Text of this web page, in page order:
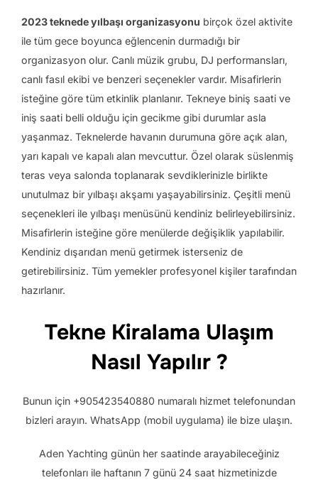
2023 teknede yılbaşı organizasyonu birçok özel aktivite
ile tüm gece boyunca eğlencenin durmadığı bir
organizasyon olur. Canlı müzik grubu, DJ performansları,
canlı fasıl ekibi ve benzeri seçenekler vardır. Misafirlerin
isteğine göre tüm etkinlik planlanır. Tekneye biniş saati ve
iniş saati belli olduğu için gecikme gibi durumlar asla
yaşanmaz. Teknelerde havanın durumuna göre açık alan,
yarı kapalı ve kapalı alan mevcuttur. Özel olarak süslenmiş
teras veya salonda toplanarak sevdiklerinizle birlikte
unutulmaz bir yılbaşı akşamı yaşayabilirsiniz. Çeşitli menü
seçenekleri ile yılbaşı menüsünü kendiniz belirleyebilirsiniz.
Misafirlerin isteğine göre menülerde değişiklik yapılabilir.
Kendiniz dışarıdan menü getirmek isterseniz de
getirebilirsiniz. Tüm yemekler profesyonel kişiler tarafından
hazırlanır.
Tekne Kiralama Ulaşım
Nasıl Yapılır ?
Bunun için +905423540880 numaralı hizmet telefonundan
bizleri arayın. WhatsApp (mobil uygulama) ile bize ulaşın.
Aden Yachting günün her saatinde arayabileceğiniz
telefonları ile haftanın 7 günü 24 saat hizmetinizde